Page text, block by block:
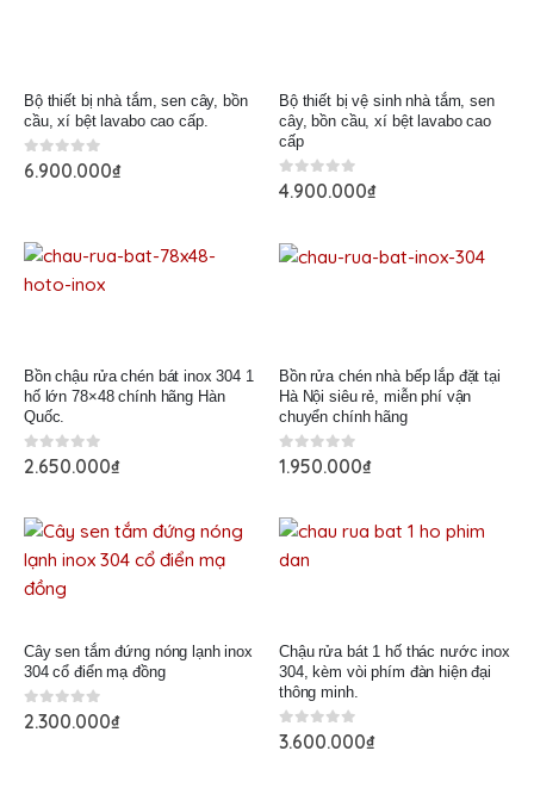
Bộ thiết bị nhà tắm, sen cây, bồn
cầu, xí bệt lavabo cao cấp.
0 out of 5
6.900.000₫
Bộ thiết bị vệ sinh nhà tắm, sen
cây, bồn cầu, xí bệt lavabo cao
cấp
0 out of 5
4.900.000₫
Bồn chậu rửa chén bát inox 304 1
hố lớn 78×48 chính hãng Hàn
Quốc.
0out of 5
2.650.000₫
Bồn rửa chén nhà bếp lắp đặt tại
Hà Nội siêu rẻ, miễn phí vận
chuyển chính hãng
0 out of 5
1.950.000₫
Cây sen tắm đứng nóng lạnh inox
304 cổ điển mạ đồng
0out of 5
2.300.000₫
Chậu rửa bát 1 hố thác nước inox
304, kèm vòi phím đàn hiện đại
thông minh.
0 out of 5
3.600.000₫